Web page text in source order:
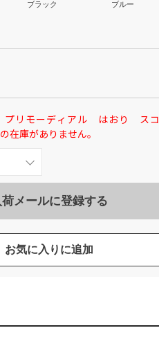
ブラック ブルー
プリモーディアル はおり スコ
庫がありません。
荷メールに登録する
お気に入りに追加